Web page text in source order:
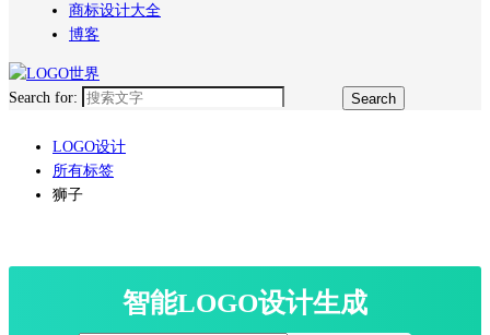
商标设计大全
博客
Search for:
LOGO设计
所有标签
狮子
智能LOGO设计生成